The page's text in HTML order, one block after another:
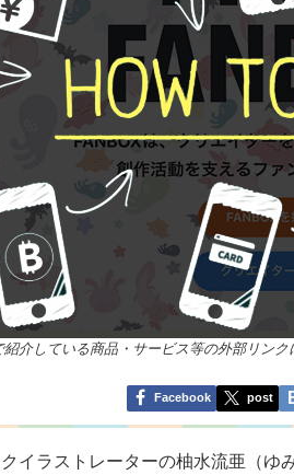
介している商品・サービス等の外部リンク
Facebook post
イラストレーターの柚水流亜（ゆ